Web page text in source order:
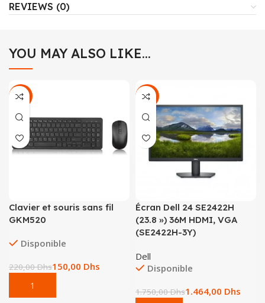
REVIEWS (0)
YOU MAY ALSO LIKE…
-32%
Clavier et souris sans fil
GKM520
Disponible
220,00Dhs150,00 Dhs
-16%
Écran Dell 24 SE2422H
(23.8 ») 36M HDMI, VGA
(SE2422H-3Y)
Dell
Disponible
1.750,00Dhs1.464,00 Dhs